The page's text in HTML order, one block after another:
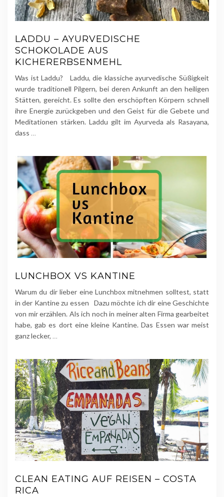
LADDU – AYURVEDISCHE
SCHOKOLADE AUS
KICHERERBSENMEHL
Was ist Laddu? Laddu, die klassiche ayurvedische Süßigkeit
wurde traditionell Pilgern, bei deren Ankunft an den heiligen
Stätten, gereicht. Es sollte den erschöpften Körpern schnell
ihre Energie zurückgeben und den Geist für die Gebete und
Meditationen stärken. Laddu gilt im Ayurveda als Rasayana,
dass …
LUNCHBOX VS KANTINE
Warum du dir lieber eine Lunchbox mitnehmen solltest, statt
in der Kantine zu essen Dazu möchte ich dir eine Geschichte
von mir erzählen. Als ich noch in meiner alten Firma gearbeitet
habe, gab es dort eine kleine Kantine. Das Essen war meist
ganz lecker, …
CLEAN EATING AUF REISEN – COSTA
RICA